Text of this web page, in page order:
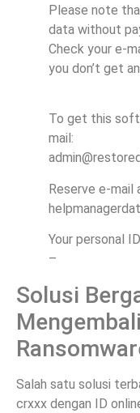
Please note
data without
Check your e-
you don’t get
To get this
mail:
Reserve e-
Your personal
–
Solusi
Salah satu solusi
crxxx dengan ID